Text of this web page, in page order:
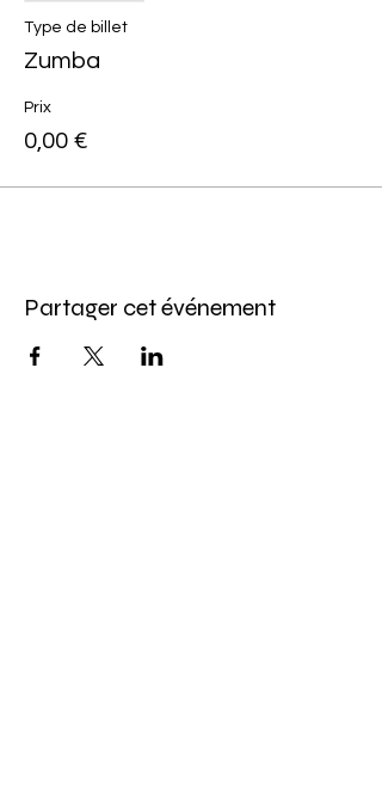
Type de billet
Zumba
Prix
0,00 €
Partager cet événement